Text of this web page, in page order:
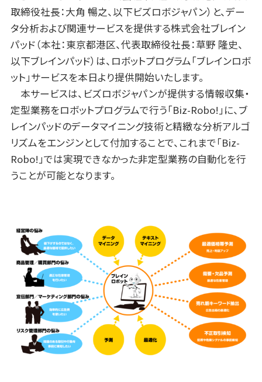
取締役社長：大角 暢之、以下ビズロボジャパン）と、デー
タ分析および関連サービスを提供する株式会社ブレイン
パッド（本社：東京都港区、代表取締役社長：草野 隆史、
以下ブレインパッド）は、ロボットプログラム「ブレインロボ
ット」サービスを本日より提供開始いたします。
本サービスは、ビズロボジャパンが提供する情報収集・
定型業務をロボットプログラムで行う「Biz-Robo!」に、ブ
レインパッドのデータマイニング技術と精緻な分析アルゴ
リズムをエンジンとして付加することで、これまで「Biz-
Robo!」では実現できなかった非定型業務の自動化を行
うことが可能となります。